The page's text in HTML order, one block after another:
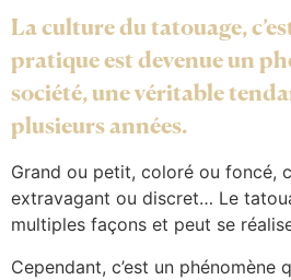
La culture du tatouage,
pratique est devenue un
société, une véritable
plusieurs années.
Grand ou petit, coloré ou foncé,
extravagant ou discret… Le
multiples façons et peut se
Cependant, c’est un phénomène